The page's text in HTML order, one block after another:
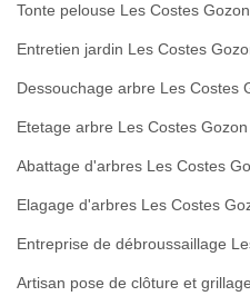
Tonte pelouse Les Costes Gozon
Entretien jardin Les Costes
Dessouchage arbre Les Costes
Etetage arbre Les Costes Gozon
Abattage d'arbres Les Costes
Elagage d'arbres Les Costes
Entreprise de débroussaillage
Artisan pose de clôture et